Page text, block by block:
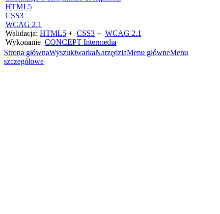
HTML5
CSS3
WCAG 2.1
Walidacja: HTML5 + CSS3 + WCAG 2.1
Wykonanie CONCEPT Intermedia
Strona głównaWyszukiwarkaNarzędziaMenu główneMenu
szczegółowe